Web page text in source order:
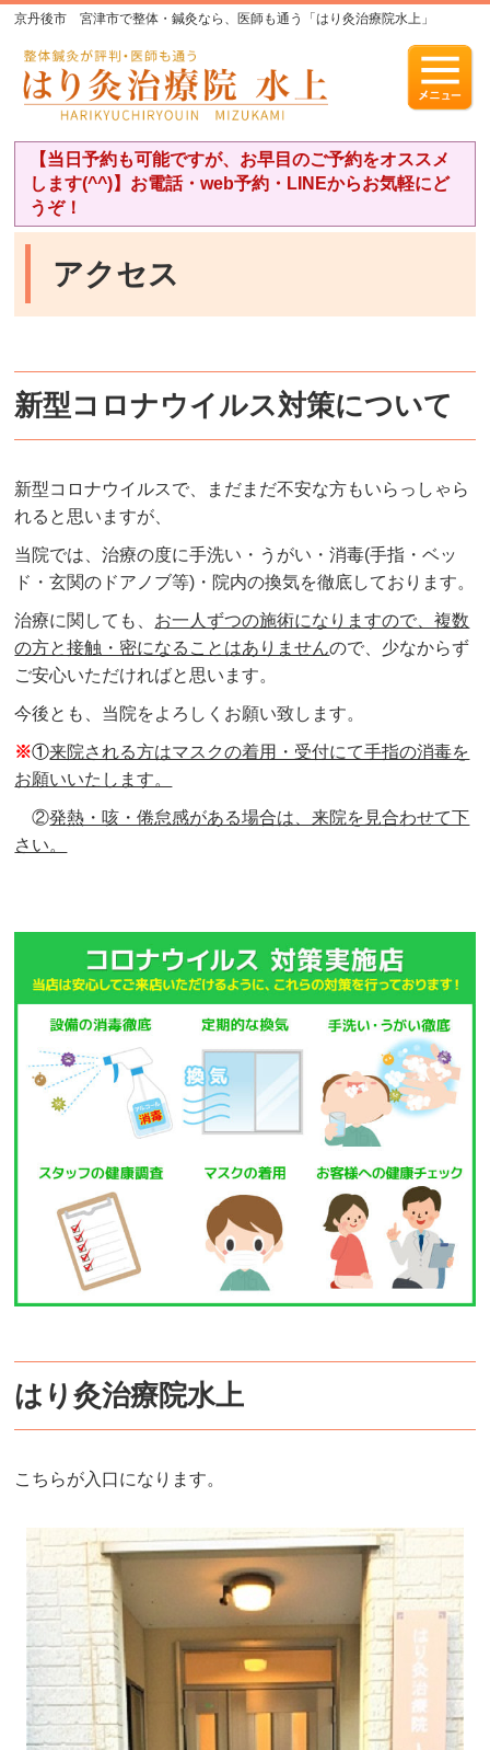
京丹後市 宮津市で整体・鍼灸なら、医師も通う「はり灸治療院水上」
【当日予約も可能ですが、お早目のご予約をオススメ
します(^^)】お電話・web予約・LINEからお気軽にど
うぞ！
アクセス
新型コロナウイルス対策について
新型コロナウイルスで、まだまだ不安な方もいらっしゃら
れると思いますが、
当院では、治療の度に手洗い・うがい・消毒(手指・ベッ
ド・玄関のドアノブ等)・院内の換気を徹底しております。
治療に関しても、 お一人ずつの施術になりますので、複数
の方と接触・密になることはありませんので、少なからず
ご安心いただければと思います。
今後とも、当院をよろしくお願い致します。
※①来院される方はマスクの着用・受付にて手指の消毒を
お願いいたします。
②発熱・咳・倦怠感がある場合は、来院を見合わせて下
さい。
はり灸治療院水上
こちらが入口になります。